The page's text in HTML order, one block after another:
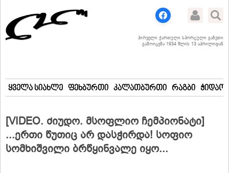
პირველი ქართული სპორტული გაზეთი
გამოიცემა 1934 წლის 13 აპრილიდან
ყველა სიახლე ფეხბურთი კალათბურთი რაგბი
[VIDEO. ძიუდო. მსოფლიო ჩემპიონატი]
...ერთი წუთიც არ დასჭირდა! სოფიო
სომხიშვილი ბრწყინვალე იყო...